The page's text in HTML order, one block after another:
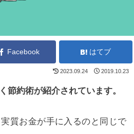
Facebook はてブ
2023.09.24 2019.10.23
節約術が紹介されています。
質お金が手に入るのと同じで